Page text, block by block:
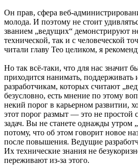
Он прав, сфера веб-
молода. И поэтому не стоит
званием „ведущих“ демонстрируют
технической, так и с человеческой
читали главу Тео целиком, я
Но так всё-таки, что для нас значит
приходится нанимать, поддерживать
разработчикам, которых считают
безусловно, есть мнение по этому
некий порог в карьерном развитии,
этот порог размыт — это не простой
задач. Вы не станете однажды утром
потому, что об этом говорит новое
после повышения. Ведущие
Их технические знания не
переживают из-за этого.